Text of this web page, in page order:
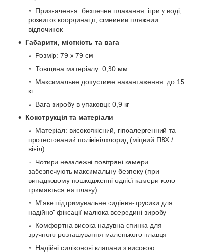
Призначення: безпечне плавання, ігри у воді,
розвиток координації, сімейний пляжний
відпочинок
Габарити, місткість та вага
Розмір: 79 х 79 см
Товщина матеріалу: 0,30 мм
Максимальне допустиме навантаження: до 15
кг
Вага виробу в упаковці: 0,9 кг
Конструкція та матеріали
Матеріал: високоякісний, гіпоалергенний та
протестований полівінілхлорид (міцний ПВХ /
вініл)
Чотири незалежні повітряні камери
забезпечують максимальну безпеку (при
випадковому пошкодженні однієї камери коло
тримається на плаву)
М'яке підтримувальне сидіння-трусики для
надійної фіксації малюка всередині виробу
Комфортна висока надувна спинка для
зручного розташування маленького плавця
Надійні силіконові клапани з високою